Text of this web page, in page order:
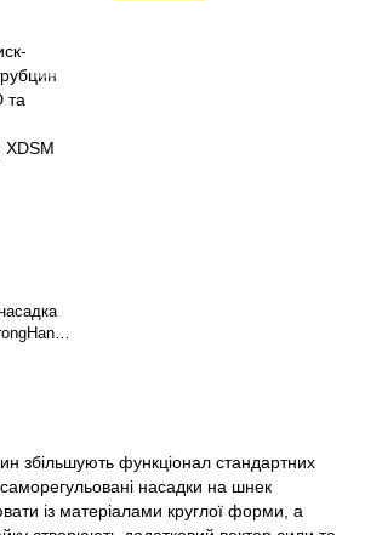
збільшують функціонал стандартних
насадки на шнек
із матеріалами круглої форми, а